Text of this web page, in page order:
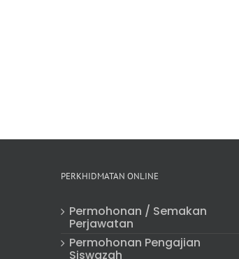
PERKHIDMATAN ONLINE
Permohonan / Semakan
Perjawatan
Permohonan Pengajian
Siswazah